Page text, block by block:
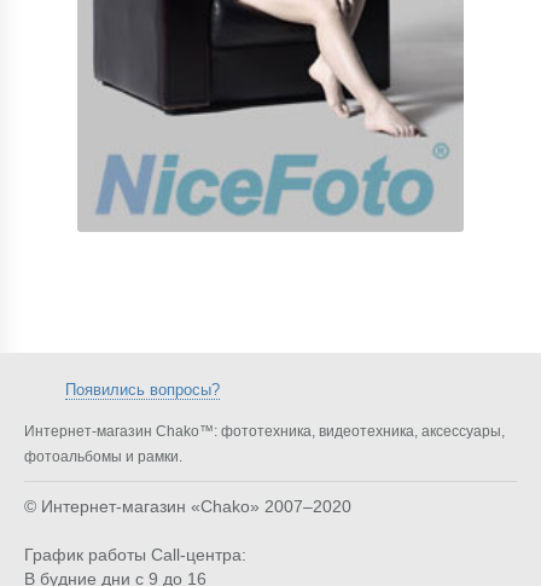
Появились вопросы?
Интернет-магазин Chako™: фототехника, видеотехника, аксессуары,
фотоальбомы и рамки.
© Интернет-магазин «Chako» 2007–2020
График работы Call-центра:
В будние дни с 9 до 16